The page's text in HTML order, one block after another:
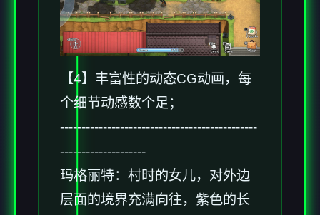
【4】丰富性的动态CG动画，每
个细节动感数个足；
----------------------------------------------
--------------------
玛格丽特：村时的女儿，对外边
层面的境界充满向往，紫色的长